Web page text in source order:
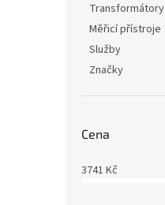
Transformátory
Měřicí přístroje
Služby
Značky
Cena
3741 Kč